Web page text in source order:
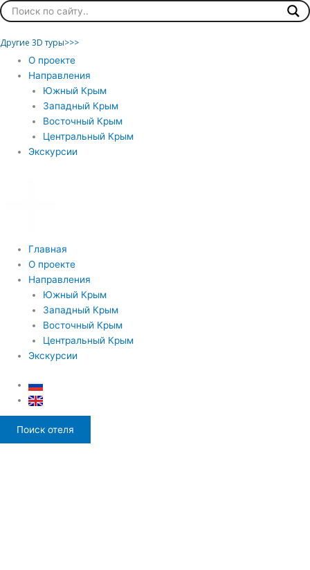
Перейти
к
содержимому
Другие 3D туры>>>
Главная
О проекте
Направления
Южный Крым
Западный Крым
Восточный Крым
Центральный Крым
Экскурсии
Главная
О проекте
Направления
Южный Крым
Западный Крым
Восточный Крым
Центральный Крым
Экскурсии
Поиск отеля